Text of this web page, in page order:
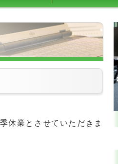
休業とさせていただきま